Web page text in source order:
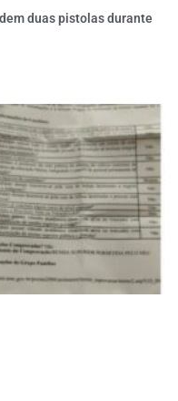
duas pistolas durante